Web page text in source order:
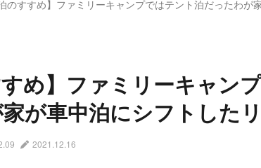
のすすめ】ファミリーキャンプではテント泊だったわ
すめ】ファミリーキャン
が車中泊にシフトした
2021.12.16